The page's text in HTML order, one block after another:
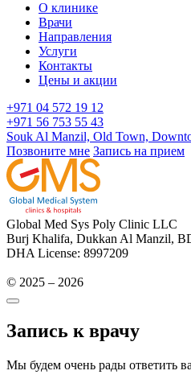
О клинике
Врачи
Направления
Услуги
Контакты
Цены и акции
+971 04 572 19 12
+971 56 753 55 43
Souk Al Manzil, Old Town,
Позвоните мне Запись на прием
Global Med Sys Poly Clinic LLC
Burj Khalifa, Dukkan Al Manzil,
DHA License: 8997209
© 2025 – 2026
Запись к врачу
Мы будем очень рады ответить